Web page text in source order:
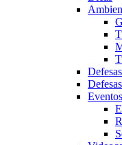
Eventos